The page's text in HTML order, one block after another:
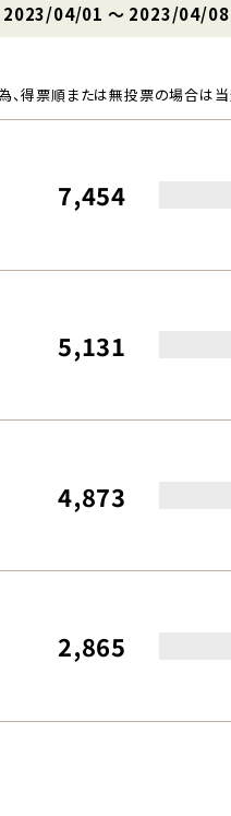
2023/04/01 〜 2023/04/08
、得票順または無投票の場合は当
7,454
5,131
4,873
2,865